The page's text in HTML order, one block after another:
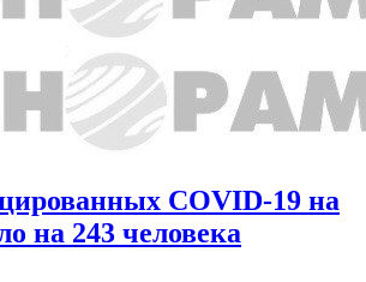
COVID-19 на
на 243 человека